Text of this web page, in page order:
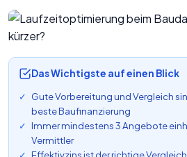
Das Wichtigste auf einen Blick
Gute Vorbereitung und Vergleich
beste Baufinanzierung
Immer mindestens 3 Angebote
Vermittler
Effektivzins ist der richtige